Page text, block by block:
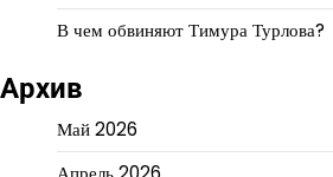
В чем обвиняют Тимура Турлова?
Архив
Май 2026